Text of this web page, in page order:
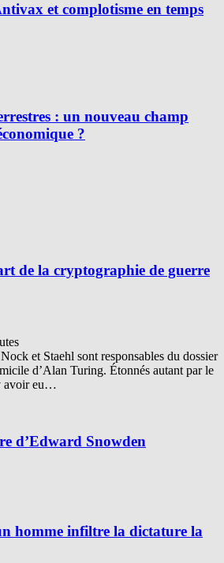
et complotisme en temps
: un nouveau champ
?
de la cryptographie de guerre
et Staehl sont responsables du dossier
d’Alan Turing. Étonnés autant par le
avoir eu…
d’Edward Snowden
homme infiltre la dictature la